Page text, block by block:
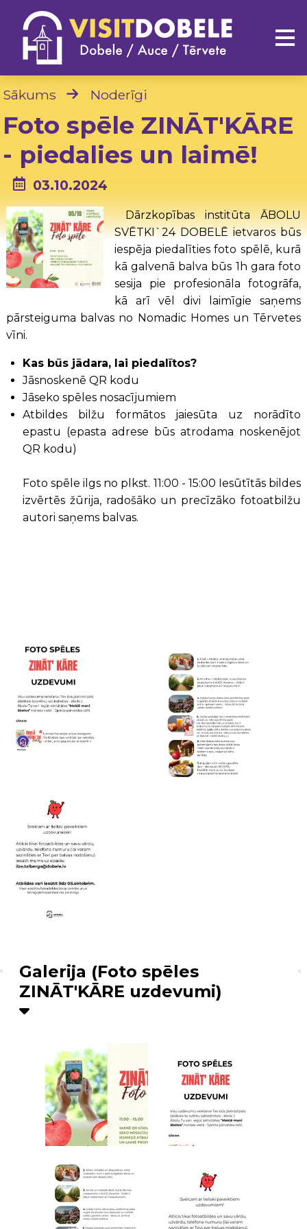
Sākums Noderīgi
Foto spēle ZINĀT'KĀRE
- piedalies un laimē!
03.10.2024
Dārzkopības institūta ĀBOLU
SVĒTKI`24 DOBELĒ ietvaros būs
iespēja piedalīties foto spēlē, kurā
kā galvenā balva būs 1h gara foto
sesija pie profesionāla fotogrāfa,
kā arī vēl divi laimīgie saņems
pārsteiguma balvas no Nomadic Homes un Tērvetes
vīni.
Kas būs jādara, lai piedalītos?
Jāsnoskenē QR kodu
Jāseko spēles nosacījumiem
Atbildes bilžu formātos jaiesūta uz norādīto
epastu (epasta adrese būs atrodama noskenējot
QR kodu)
Foto spēle ilgs no plkst. 11:00 - 15:00 Iesūtītās bildes
izvērtēs žūrija, radošāko un precīzāko fotoatbilžu
autori saņems balvas.
Galerija (Foto spēles
ZINĀT'KĀRE uzdevumi)